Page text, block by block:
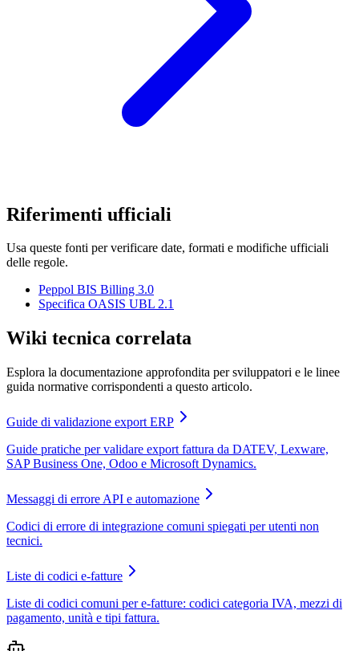
Riferimenti ufficiali
Usa queste fonti per verificare date, formati e modifiche ufficiali
delle regole.
Peppol BIS Billing 3.0
Specifica OASIS UBL 2.1
Wiki tecnica correlata
Esplora la documentazione approfondita per sviluppatori e le linee
guida normative corrispondenti a questo articolo.
Guide di validazione export ERP
Guide pratiche per validare export fattura da DATEV, Lexware,
SAP Business One, Odoo e Microsoft Dynamics.
Messaggi di errore API e automazione
Codici di errore di integrazione comuni spiegati per utenti non
tecnici.
Liste di codici e-fatture
Liste di codici comuni per e-fatture: codici categoria IVA, mezzi di
pagamento, unità e tipi fattura.